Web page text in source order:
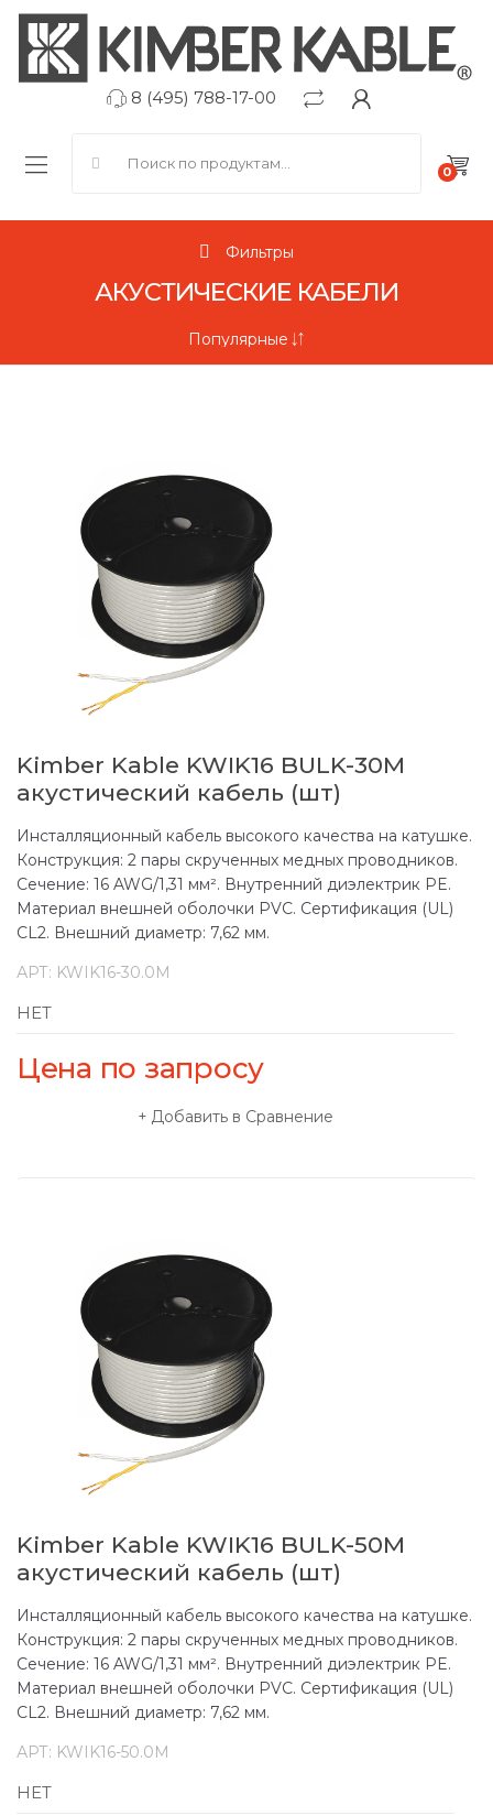
8 (495) 788-17-00
0
Фильтры
АКУСТИЧЕСКИЕ КАБЕЛИ
Kimber Kable KWIK16 BULK-30M
акустический кабель (шт)
Инсталляционный кабель высокого качества на катушке.
Конструкция: 2 пары скрученных медных проводников.
Сечение: 16 AWG/1,31 мм². Внутренний диэлектрик PE.
Материал внешней оболочки PVC. Сертификация (UL)
CL2. Внешний диаметр: 7,62 мм.
АРТ: KWIK16-30.0M
НЕТ
Цена по запросу
Добавить в Сравнение
Kimber Kable KWIK16 BULK-50M
акустический кабель (шт)
Инсталляционный кабель высокого качества на катушке.
Конструкция: 2 пары скрученных медных проводников.
Сечение: 16 AWG/1,31 мм². Внутренний диэлектрик PE.
Материал внешней оболочки PVC. Сертификация (UL)
CL2. Внешний диаметр: 7,62 мм.
АРТ: KWIK16-50.0M
НЕТ